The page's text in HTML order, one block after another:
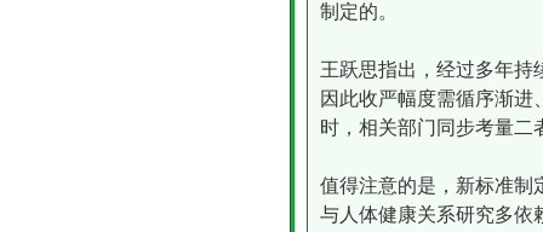
制定的。
王跃思指出，经过多年持
因此收严幅度需循序渐进
时，相关部门同步考量二
值得注意的是，新标准制
与人体健康关系研究多依